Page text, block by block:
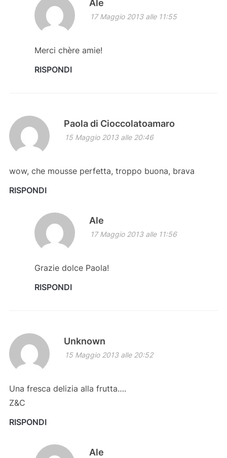
Ale
17 Maggio 2013 alle 11:55
Merci chère amie!
RISPONDI
Paola di Cioccolatoamaro
15 Maggio 2013 alle 20:46
wow, che mousse perfetta, troppo buona, brava
RISPONDI
Ale
17 Maggio 2013 alle 11:56
Grazie dolce Paola!
RISPONDI
Unknown
15 Maggio 2013 alle 20:52
Una fresca delizia alla frutta….
Z&C
RISPONDI
Ale